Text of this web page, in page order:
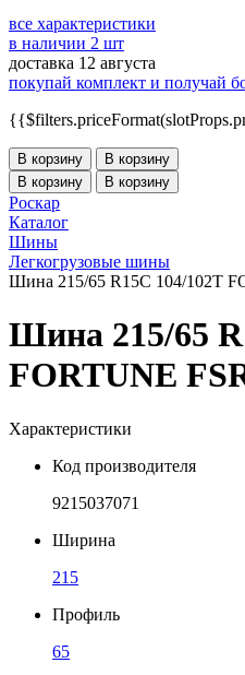
все характеристики
в наличии 2 шт
доставка 12 августа
покупай комплект и получай
В корзину
В корзину
В корзину
В корзину
Роскар
Каталог
Шины
Легкогрузовые шины
Шина 215/65 R15C 104/102T
Шина 215/65
FORTUNE
Характеристики
Код производителя
9215037071
Ширина
215
Профиль
65